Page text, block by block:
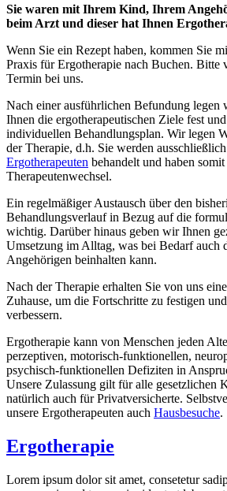
Sie waren mit Ihrem Kind, Ihrem
beim Arzt und dieser hat Ihnen
Wenn Sie ein Rezept haben, kommen Sie
Praxis für Ergotherapie nach Buchen. Bitte
Termin bei uns.
Nach einer ausführlichen Befundung legen
Ihnen die ergotherapeutischen Ziele fest
individuellen Behandlungsplan. Wir legen
der Therapie, d.h. Sie werden
Ergotherapeuten behandelt und haben
Therapeutenwechsel.
Ein regelmäßiger Austausch über den
Behandlungsverlauf in Bezug auf die
wichtig. Darüber hinaus geben wir Ihnen
Umsetzung im Alltag, was bei Bedarf auch
Angehörigen beinhalten kann.
Nach der Therapie erhalten Sie von uns
Zuhause, um die Fortschritte zu festigen
verbessern.
Ergotherapie kann von Menschen jeden
perzeptiven, motorisch-funktionellen,
psychisch-funktionellen Defiziten in
Unsere Zulassung gilt für alle gesetzlichen
natürlich auch für Privatversicherte.
unsere Ergotherapeuten auch Hausbesuche.
Ergotherapie
Lorem ipsum dolor sit amet, consetetur